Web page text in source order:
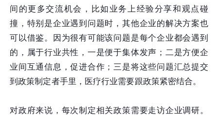
间的更多交流机会，比如业务上经验分享和观点碰
撞，特别是企业遇到问题时，其他企业的解决方案也
可以借鉴。因为很有可能该问题是每个企业都会遇到
的，属于行业共性，一是便于集体发声；二是方便企
业间互通信息，促进合作；三是将这些问题汇总提交
到政策制定者手里，医疗行业需要跟政策紧密结合。
对政府来说，每次制定相关政策需要走访企业调研。